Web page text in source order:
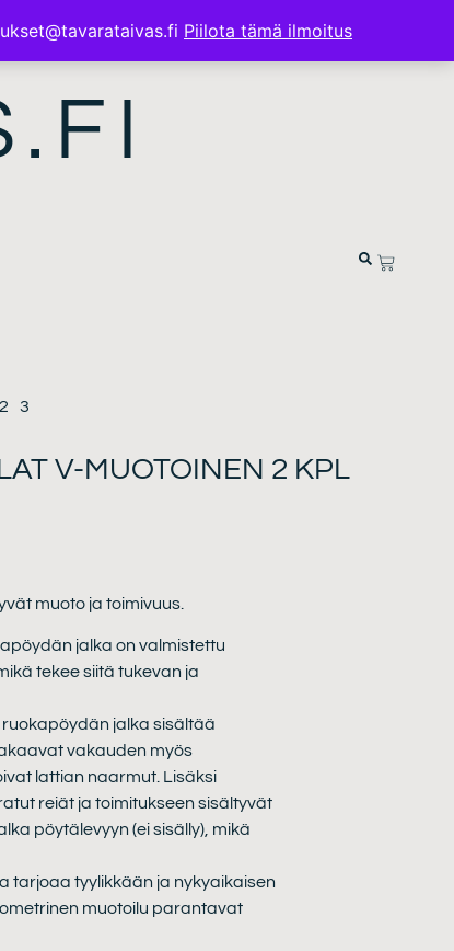
Piilota tämä ilmoitus
V-MUOTOINEN 2 KPL
muoto ja toimivuus.
jalka on valmistettu
tekee siitä tukevan ja
ruokapöydän jalka sisältää
vakauden myös
lattian naarmut. Lisäksi
reiät ja toimitukseen sisältyvät
pöytälevyyn (ei sisälly), mikä
tarjoaa tyylikkään ja nykyaikaisen
muotoilu parantavat